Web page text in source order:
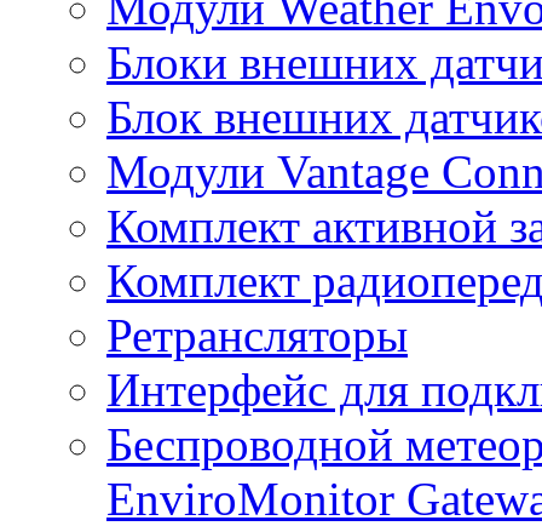
Блоки внешних
Блок внешних
Модули Vantage
Комплект активной
Комплект
Ретрансляторы
Интерфейс для
Беспроводной
EnviroMonitor